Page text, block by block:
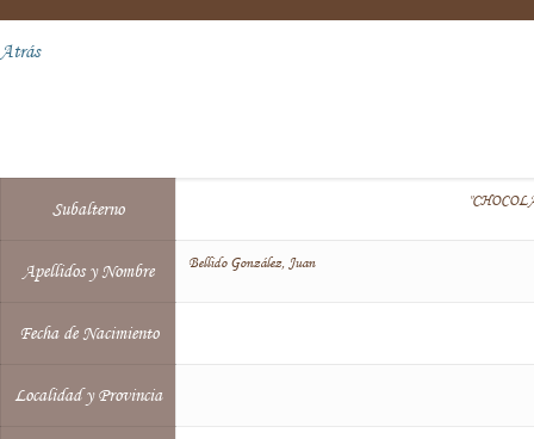
Atrás
Subalterno
Apellidos y Nombre Bellido González, Juan
Fecha de Nacimiento
Localidad y Provincia